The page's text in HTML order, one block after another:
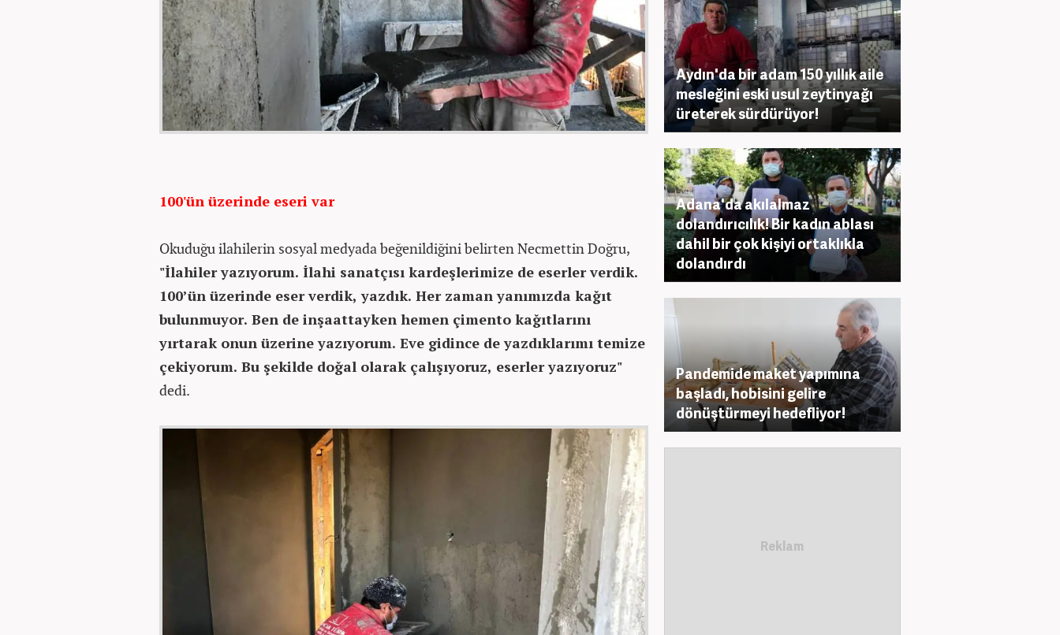
100'ün üzerinde eseri var
Okuduğu ilahilerin sosyal medyada beğenildiğini belirten Necmettin Doğru,
"İlahiler yazıyorum. İlahi sanatçısı kardeşlerimize de eserler verdik.
100’ün üzerinde eser verdik, yazdık. Her zaman yanımızda kağıt
bulunmuyor. Ben de inşaattayken hemen çimento kağıtlarını
yırtarak onun üzerine yazıyorum. Eve gidince de yazdıklarımı temize
çekiyorum. Bu şekilde doğal olarak çalışıyoruz, eserler yazıyoruz"
dedi.
Aydın'da bir adam 150 yıllık aile
mesleğini eski usul zeytinyağı
üreterek sürdürüyor!
Adana'da akılalmaz
dolandırıcılık! Bir kadın ablası
dahil bir çok kişiyi ortaklıkla
dolandırdı
Pandemide maket yapımına
başladı, hobisini gelire
dönüştürmeyi hedefliyor!